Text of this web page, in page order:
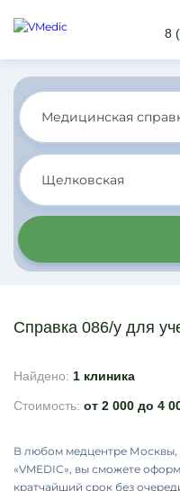
8
Справка 086/у для
Найдено: 1 клиника
Стоимость: от 2 000 до 4
В любом медцентре Москвы,
«VMEDIC», вы сможете
кратчайший срок без